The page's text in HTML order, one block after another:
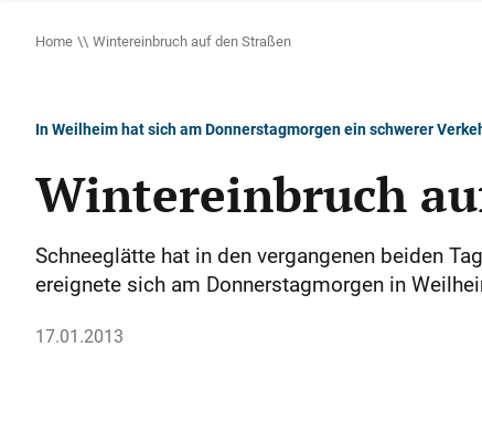
Home Wintereinbruch auf den Straßen
In Weilheim hat sich am Donnerstagmorgen ein schwerer
Wintereinbruch
Schneeglätte hat in den vergangenen beiden
ereignete sich am Donnerstagmorgen in
17.01.2013